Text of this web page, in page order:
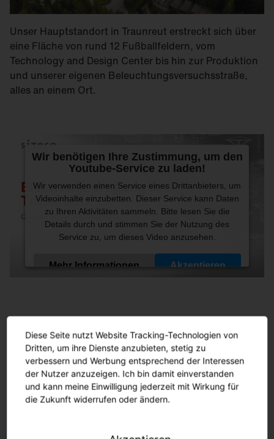
Unser Hauptstandort in Traunreut erstreckt sich über
eine Fläche von rund 12 Fußballfeldern, vom
Technology and Design Center bis hin zur Produktion
und unserer eigenen Beleuchtungsversuchsstraße,
alles an einem Ort.
Wir benötigen Ihre Zustimmung, um den
Youtube-Service zu laden!
Wir verwenden einen Service eines Drittanbieters, um
Videoinhalte einzubetten. Dieser Service kann Daten
zu Ihren Aktivitäten sammeln. Bitte lesen Sie die
Details durch und stimmen Sie der Nutzung des
Service zu, um dieses Video anzusehen.
Mehr Informationen Akzeptieren
Maximale Wertschöpfungstiefe
durchIn-house Fertigung.
Maximale Wertschöpfungstiefe trifft auf
technologische Finesse. Wir sind stolz darauf, unsere
Diese Seite nutzt Website Tracking-Technologien von
Dritten, um ihre Dienste anzubieten, stetig zu
verbessern und Werbung entsprechend der Interessen
der Nutzer anzuzeigen. Ich bin damit einverstanden
und kann meine Einwilligung jederzeit mit Wirkung für
die Zukunft widerrufen oder ändern.